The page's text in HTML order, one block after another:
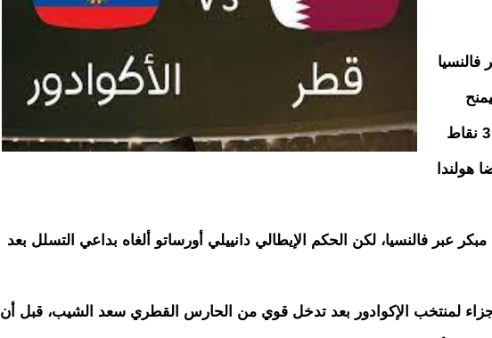
فالنسيا
المنتخب القادم من أميركا الجنوبية أول 3 نقاط
هولندا
عبر فالنسيا، لكن الحكم الإيطالي دانييلي أورساتو ألغاه بداعي التسلل بعد
الحكم ركلة جزاء لمنتخب الإكوادور بعد تدخل قوي من الحارس القطري سعد الشيب، قبل أن